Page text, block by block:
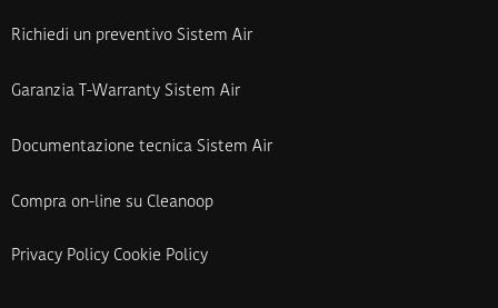
Richiedi un preventivo Sistem Air
Garanzia T-Warranty Sistem Air
Documentazione tecnica Sistem Air
Compra on-line su Cleanoop
Privacy Policy Cookie Policy